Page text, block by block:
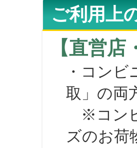
ご利用上
【直営
・コンビ
取」の両
※コンビ
ズのお荷